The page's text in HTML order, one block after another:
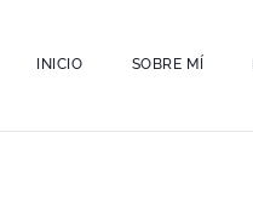
INICIO SOBRE MÍ